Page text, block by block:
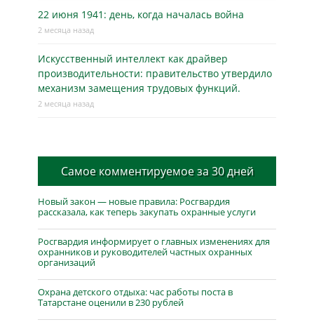
22 июня 1941: день, когда началась война
2 месяца назад
Искусственный интеллект как драйвер
производительности: правительство утвердило
механизм замещения трудовых функций.
2 месяца назад
Самое комментируемое за 30 дней
Новый закон — новые правила: Росгвардия
рассказала, как теперь закупать охранные услуги
Росгвардия информирует о главных изменениях для
охранников и руководителей частных охранных
организаций
Охрана детского отдыха: час работы поста в
Татарстане оценили в 230 рублей